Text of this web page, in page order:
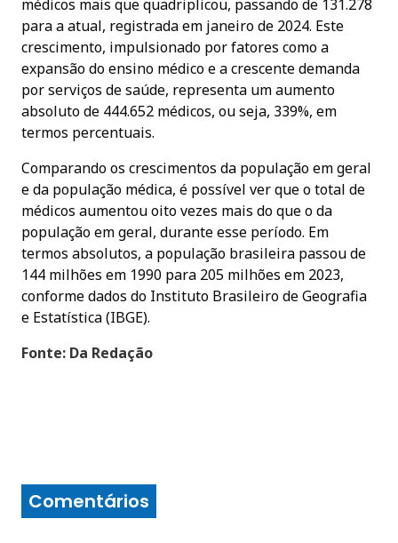
médicos mais que quadriplicou, passando de 131.278
para a atual, registrada em janeiro de 2024. Este
crescimento, impulsionado por fatores como a
expansão do ensino médico e a crescente demanda
por serviços de saúde, representa um aumento
absoluto de 444.652 médicos, ou seja, 339%, em
termos percentuais.
Comparando os crescimentos da população em geral
e da população médica, é possível ver que o total de
médicos aumentou oito vezes mais do que o da
população em geral, durante esse período. Em
termos absolutos, a população brasileira passou de
144 milhões em 1990 para 205 milhões em 2023,
conforme dados do Instituto Brasileiro de Geografia
e Estatística (IBGE).
Fonte: Da Redação
Comentários